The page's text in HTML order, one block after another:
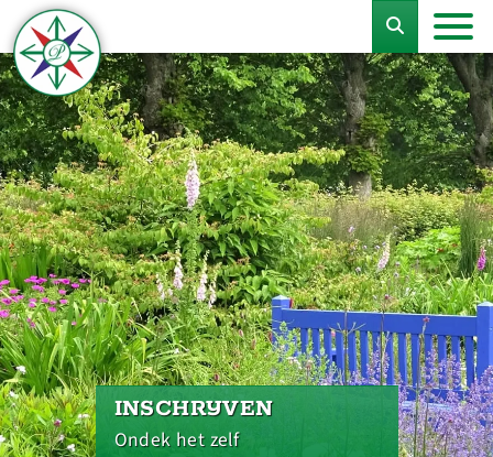
INSCHRIJVEN
Ondek het zelf